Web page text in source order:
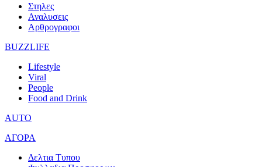
Στηλες
Αναλυσεις
Αρθρογραφοι
BUZZLIFE
Lifestyle
Viral
People
Food and Drink
AUTO
ΑΓΟΡΑ
Δελτια Τυπου